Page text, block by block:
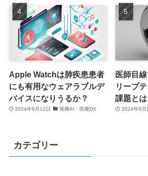
Apple Watchは肺疾患患者
にも有用なウェアラブルデ
バイスになりうるか？
2024年8月12日 医療AI・医療DX
医師目
リープ
課題とは
2024年8月
カテゴリー